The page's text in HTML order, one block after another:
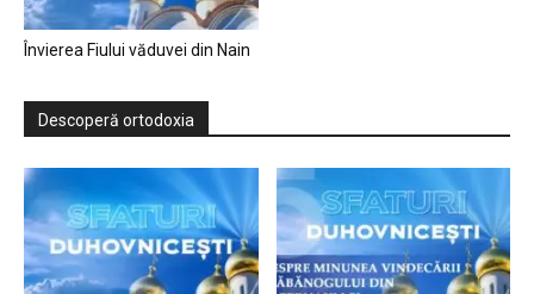
Învierea Fiului văduvei din Nain
Descoperă ortodoxia